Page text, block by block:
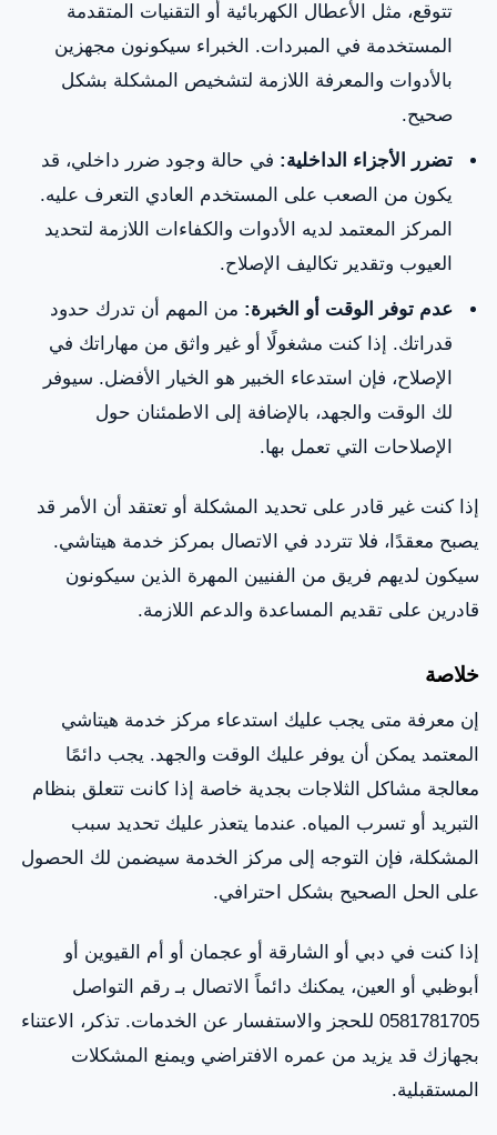
تتوقع، مثل الأعطال الكهربائية أو التقنيات المتقدمة
المستخدمة في المبردات. الخبراء سيكونون مجهزين
بالأدوات والمعرفة اللازمة لتشخيص المشكلة بشكل
صحيح.
تضرر الأجزاء الداخلية: في حالة وجود ضرر داخلي، قد
يكون من الصعب على المستخدم العادي التعرف عليه.
المركز المعتمد لديه الأدوات والكفاءات اللازمة لتحديد
العيوب وتقدير تكاليف الإصلاح.
عدم توفر الوقت أو الخبرة: من المهم أن تدرك حدود
قدراتك. إذا كنت مشغولًا أو غير واثق من مهاراتك في
الإصلاح، فإن استدعاء الخبير هو الخيار الأفضل. سيوفر
لك الوقت والجهد، بالإضافة إلى الاطمئنان حول
الإصلاحات التي تعمل بها.
إذا كنت غير قادر على تحديد المشكلة أو تعتقد أن الأمر قد
يصبح معقدًا، فلا تتردد في الاتصال بمركز خدمة هيتاشي.
سيكون لديهم فريق من الفنيين المهرة الذين سيكونون
قادرين على تقديم المساعدة والدعم اللازمة.
خلاصة
إن معرفة متى يجب عليك استدعاء مركز خدمة هيتاشي
المعتمد يمكن أن يوفر عليك الوقت والجهد. يجب دائمًا
معالجة مشاكل الثلاجات بجدية خاصة إذا كانت تتعلق بنظام
التبريد أو تسرب المياه. عندما يتعذر عليك تحديد سبب
المشكلة، فإن التوجه إلى مركز الخدمة سيضمن لك الحصول
على الحل الصحيح بشكل احترافي.
إذا كنت في دبي أو الشارقة أو عجمان أو أم القيوين أو
أبوظبي أو العين، يمكنك دائماً الاتصال بـ رقم التواصل
0581781705 للحجز والاستفسار عن الخدمات. تذكر، الاعتناء
بجهازك قد يزيد من عمره الافتراضي ويمنع المشكلات
المستقبلية.